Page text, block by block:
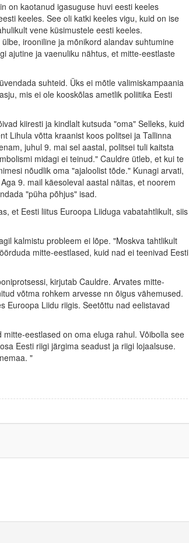
on kaotanud igasuguse huvi eesti keeles
keeles. See oli katki keeles vigu, kuid on ise
vene küsimustele eesti keeles.
irooniline ja mõnikord alandav suhtumine
ajutine ja vaenuliku nähtus, et mitte-eestlaste
suhteid. Üks ei mõtle valimiskampaania
mis ei ole kooskõlas ametlik poliitika Eesti
kiiresti ja kindlalt kutsuda "oma" Selleks, kuid
Lihula võtta kraanist koos politsei ja Tallinna
juhul 9. mai sel aastal, politsei tuli kaitsta
midagi ei teinud." Cauldre ütleb, et kui te
nõudlik oma "ajaloolist tõde." Kunagi arvati,
9. mail käesoleval aastal näitas, et noorem
"püha põhjus" isad.
et Eesti liitus Euroopa Liiduga vabatahtlikult, siis
kalmistu probleem ei lõpe. "Moskva tahtlikult
mitte-eestlased, kuid nad ei teenivad Eesti
kirjutab Cauldre. Arvates mitte-
võtma rohkem arvesse nn õigus vähemused.
Euroopa Liidu riigis. Seetõttu nad eelistavad
eestlased on oma eluga rahul. Võibolla see
Eesti riigi järgima seadust ja riigi lojaalsuse.
"